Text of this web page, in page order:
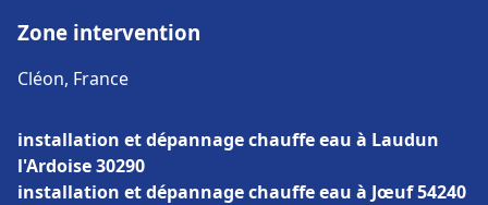
Zone intervention
Cléon, France
installation et dépannage chauffe eau à Laudun
l'Ardoise 30290
installation et dépannage chauffe eau à Jœuf 54240